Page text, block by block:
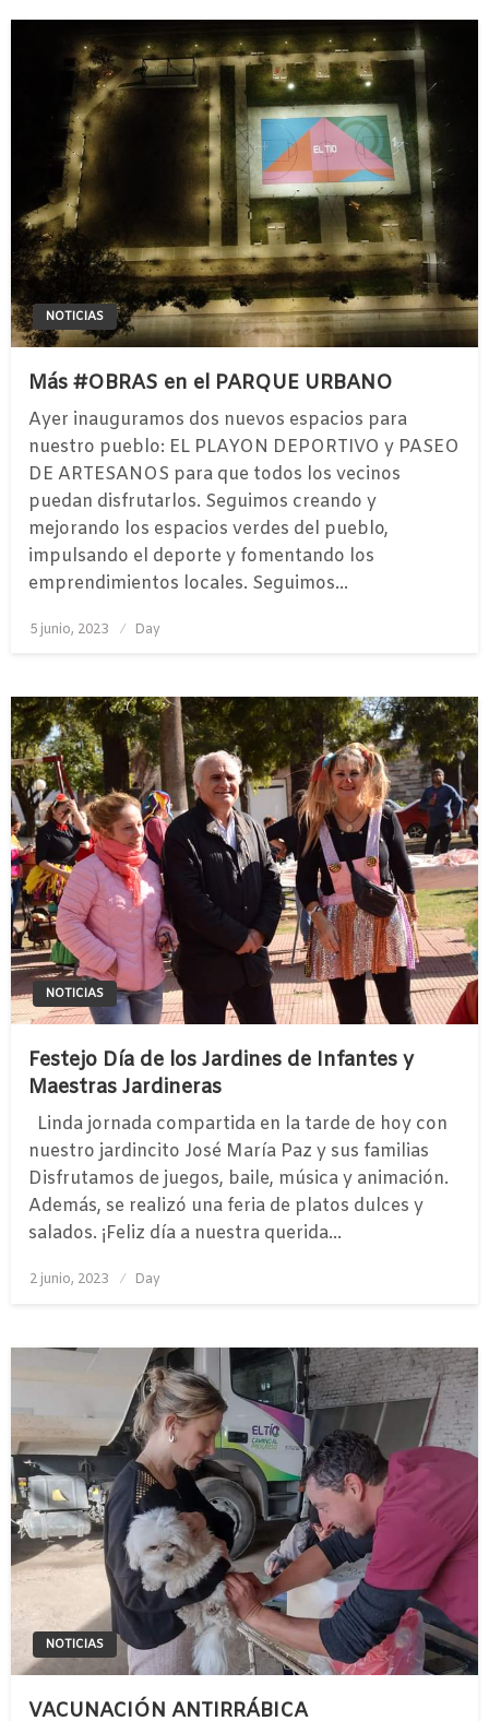
NOTICIAS
Más #OBRAS en el PARQUE URBANO
Ayer inauguramos dos nuevos espacios para
nuestro pueblo: EL PLAYON DEPORTIVO y PASEO
DE ARTESANOS para que todos los vecinos
puedan disfrutarlos. Seguimos creando y
mejorando los espacios verdes del pueblo,
impulsando el deporte y fomentando los
emprendimientos locales. Seguimos…
Publicado
el
5 junio, 2023 Day
NOTICIAS
Festejo Día de los Jardines de Infantes y
Maestras Jardineras
Linda jornada compartida en la tarde de hoy con
nuestro jardincito José María Paz y sus familias
Disfrutamos de juegos, baile, música y animación.
Además, se realizó una feria de platos dulces y
salados. ¡Feliz día a nuestra querida…
Publicado
2 junio, 2023 Day
NOTICIAS
VACUNACIÓN ANTIRRÁBICA